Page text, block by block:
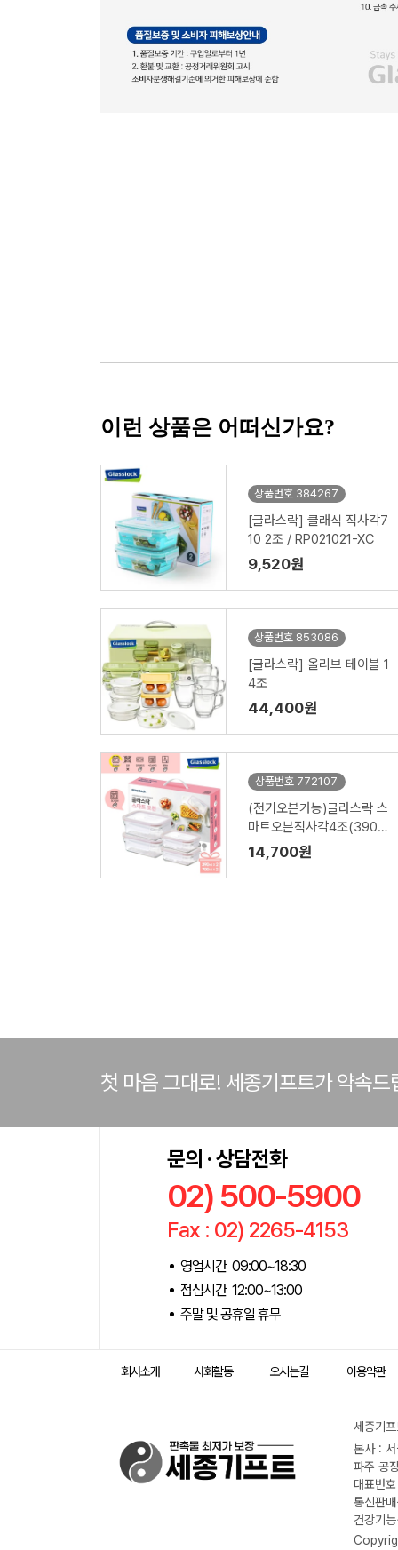
이런 상품은 어떠신가요?
상품번호 384267
[글라스락] 클래식 직사각7
10 2조 / RP021021-XC
9,520원
상품번호 853086
[글라스락] 올리브 테이블 1
4조
44,400원
상품번호 772107
(전기오븐가능)글라스락 스
마트오븐직사각4조(390m
l2종,700ml2종)
14,700원
첫 마음 그대로! 세종기프트가 약속드
문의 · 상담전화
02) 500-5900
Fax : 02) 2265-4153
영업시간 09:00~18:30
점심시간 12:00~13:00
주말 및 공휴일 휴무
회사소개 사회활동 오시는길 이용약관
세종기
본사 :
파주 공
대표번
통신판
건강기